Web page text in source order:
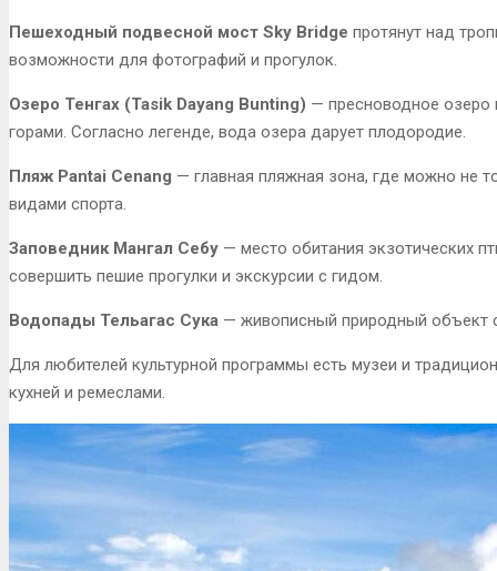
Пешеходный подвесной мост Sky Bridge протянут над
возможности для фотографий и прогулок.
Озеро Тенгах (Tasik Dayang Bunting) — пресноводное озеро
горами. Согласно легенде, вода озера дарует плодородие.
Пляж Pantai Cenang — главная пляжная зона, где можно не
видами спорта.
Заповедник Мангал Себу — место обитания экзотических
совершить пешие прогулки и экскурсии с гидом.
Водопады Тельагас Сука — живописный природный объект
Для любителей культурной программы есть музеи и
кухней и ремеслами.